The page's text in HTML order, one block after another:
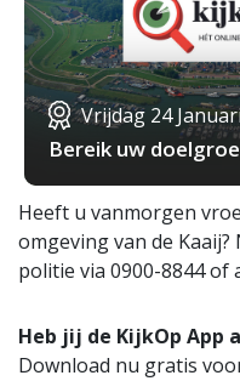
Vrijdag 24
Bereik uw
Heeft u vanmorgen
omgeving van de
politie via 0900-8844 of
Heb jij de KijkOp App
Download nu gratis